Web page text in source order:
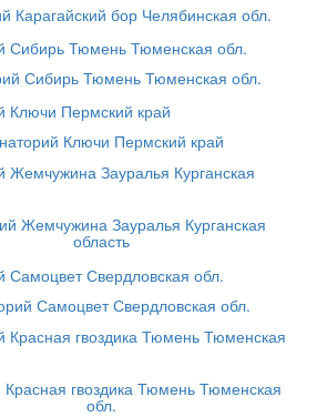
Карагайский бор Челябинская обл.
Сибирь Тюмень Тюменская обл.
Ключи Пермский край
Жемчужина Зауралья Курганская
область
Самоцвет Свердловская обл.
гвоздика Тюмень Тюменская
обл.